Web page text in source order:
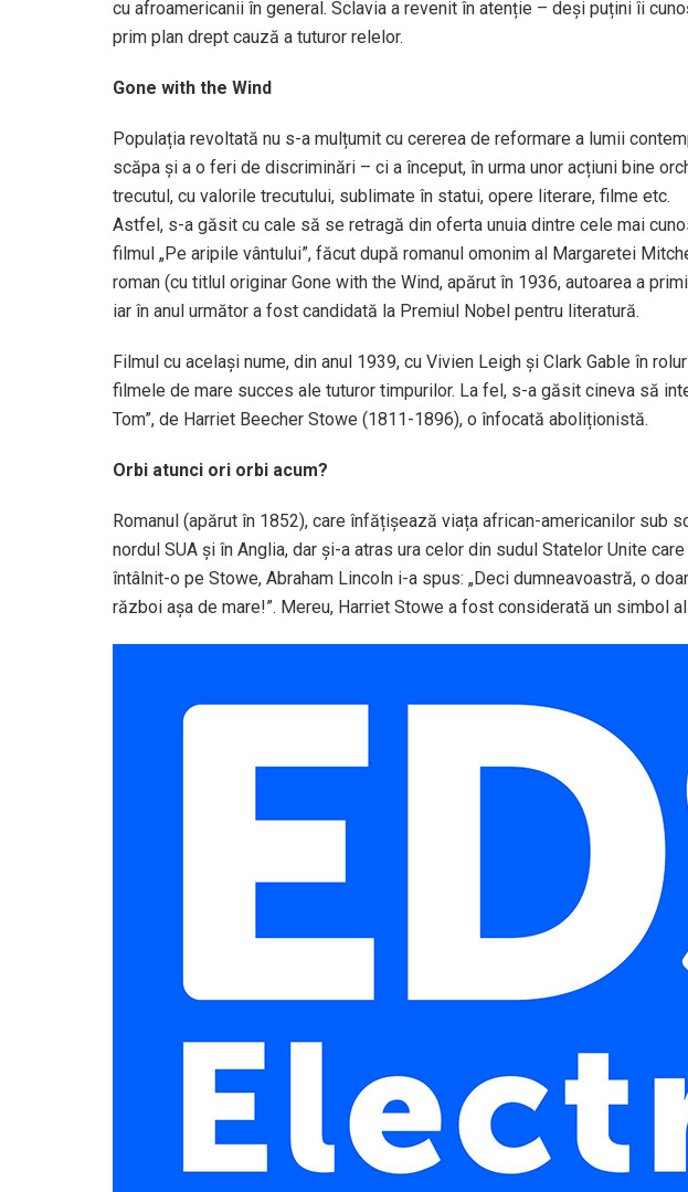
cu afroamericanii în general. Sclavia a revenit în atenție – deși puțini îi
prim plan drept cauză a tuturor relelor.
Gone with the Wind
Populația revoltată nu s-a mulțumit cu cererea de reformare a lumii
scăpa și a o feri de discriminări – ci a început, în urma unor acțiuni bine
trecutul, cu valorile trecutului, sublimate în statui, opere literare, filme etc.
Astfel, s-a găsit cu cale să se retragă din oferta unuia dintre cele mai
filmul „Pe aripile vântului”, făcut după romanul omonim al Margaretei
roman (cu titlul originar Gone with the Wind, apărut în 1936, autoarea a
iar în anul următor a fost candidată la Premiul Nobel pentru literatură.
Filmul cu același nume, din anul 1939, cu Vivien Leigh și Clark Gable în
filmele de mare succes ale tuturor timpurilor. La fel, s-a găsit cineva să
Tom”, de Harriet Beecher Stowe (1811-1896), o înfocată aboliționistă.
Orbi atunci ori orbi acum?
Romanul (apărut în 1852), care înfățișează viața african-americanilor sub
nordul SUA și în Anglia, dar și-a atras ura celor din sudul Statelor Unite
întâlnit-o pe Stowe, Abraham Lincoln i-a spus: „Deci dumneavoastră, o
război așa de mare!”. Mereu, Harriet Stowe a fost considerată un simbol